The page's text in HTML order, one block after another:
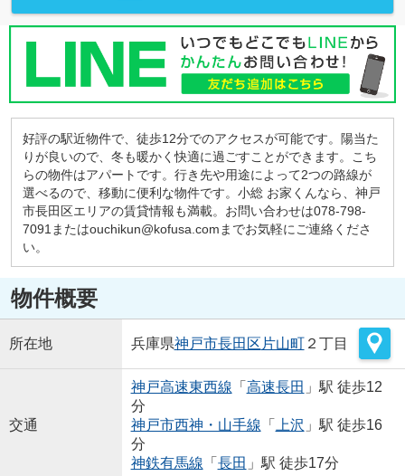
好評の駅近物件で、徒歩12分でのアクセスが可能です。陽当た
りが良いので、冬も暖かく快適に過ごすことができます。こち
らの物件はアパートです。行き先や用途によって2つの路線が
選べるので、移動に便利な物件です。小総 お家くんなら、神戸
市長田区エリアの賃貸情報も満載。お問い合わせは078-798-
7091またはouchikun@kofusa.comまでお気軽にご連絡くださ
い。
物件概要
所在地 兵庫県神戸市長田区 片山町２丁目
交通
神戸高速東西線 「 高速長田 」駅 徒歩12
分
神戸市西神・山手線 「 上沢 」駅 徒歩16
分
神鉄有馬線 「 長田 」駅 徒歩17分